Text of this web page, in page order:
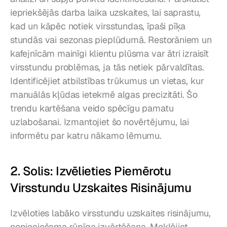
iepriekšējās darba laika uzskaites, lai saprastu,
kad un kāpēc notiek virsstundas, īpaši pīķa
stundās vai sezonas pieplūdumā. Restorāniem un
kafejnīcām mainīgi klientu plūsma var ātri izraisīt
virsstundu problēmas, ja tās netiek pārvaldītas.
Identificējiet atbilstības trūkumus un vietas, kur
manuālās kļūdas ietekmē algas precizitāti. Šo
trendu kartēšana veido spēcīgu pamatu
uzlabošanai. Izmantojiet šo novērtējumu, lai
informētu par katru nākamo lēmumu.
2. Solis: Izvēlieties Piemērotu
Virsstundu Uzskaites Risinājumu
Izvēloties labāko virsstundu uzskaites risinājumu,